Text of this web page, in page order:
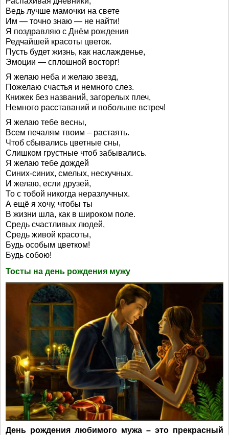
Ведь лучше мамочки на свете
Им — точно знаю — не найти!
Я поздравляю с Днём рождения
Редчайшей красоты цветок.
Пусть будет жизнь, как наслажденье,
Эмоции — сплошной восторг!
Я желаю неба и желаю звезд,
Пожелаю счастья и немного слез.
Книжек без названий, загорелых плеч,
Немного расставаний и побольше встреч!
Я желаю тебе весны,
Всем печалям твоим – растаять.
Чтоб сбывались цветные сны,
Слишком грустные чтоб забывались.
Я желаю тебе дождей
Синих-синих, смелых, нескучных.
И желаю, если друзей,
То с тобой никогда неразлучных.
А ещё я хочу, чтобы ты
В жизни шла, как в широком поле.
Средь счастливых людей,
Средь живой красоты,
Будь особым цветком!
Будь собою!
Тосты на день рождения мужу
День рождения любимого мужа – это прекрасный